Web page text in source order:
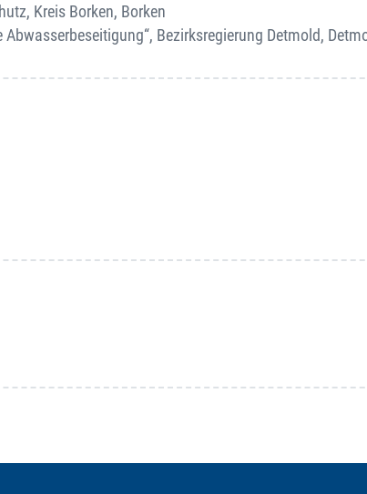
Kreis Borken, Borken
Bezirksregierung Detmold,